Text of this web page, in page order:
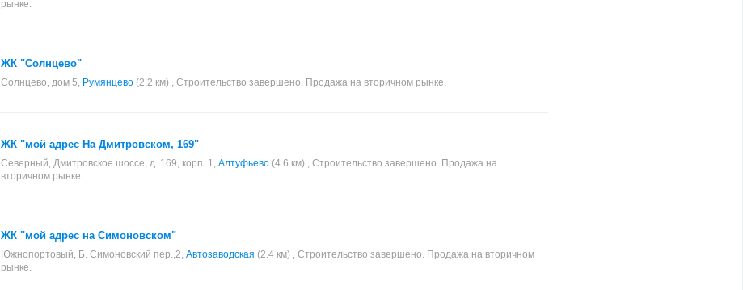
рынке.
ЖК "Солнцево"
Солнцево, дом 5, Румянцево (2.2 км) , Строительство завершено. Продажа на вторичном рынке.
ЖК "мой адрес На Дмитровском, 169"
Северный, Дмитровское шоссе, д. 169, корп. 1, Алтуфьево (4.6 км) , Строительство завершено. Продажа на
вторичном рынке.
ЖК "мой адрес на Симоновском"
Южнопортовый, Б. Симоновский пер.,2, Автозаводская (2.4 км) , Строительство завершено. Продажа на вторичном
рынке.